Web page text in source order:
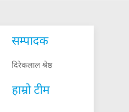
सम्पादक
दिरेकलाल श्रेष्ठ
हाम्रो टीम